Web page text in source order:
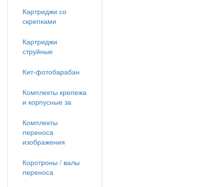
Картриджи со
скрепками
Картриджи
струйные
Кит-фотобарабан
Комплекты крепежа
и корпусные за
Комплекты
переноса
изображения
Коротроны / валы
переноса